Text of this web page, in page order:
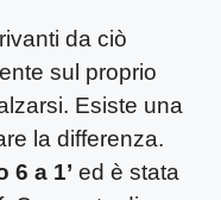
da ciò
sul proprio
Esiste una
la differenza.
6 a 1’ ed è stata